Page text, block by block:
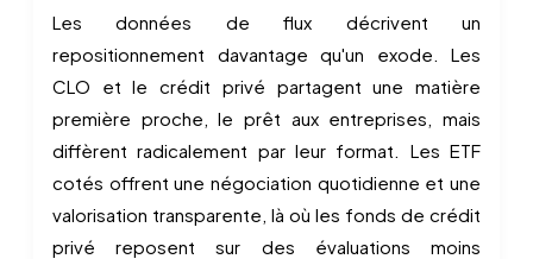
Les données de flux décrivent un
repositionnement davantage qu'un exode. Les
CLO et le crédit privé partagent une matière
première proche, le prêt aux entreprises, mais
diffèrent radicalement par leur format. Les ETF
cotés offrent une négociation quotidienne et une
valorisation transparente, là où les fonds de crédit
privé reposent sur des évaluations moins